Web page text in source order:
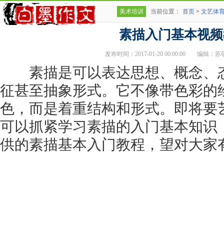
美术培训 当前位置： 首页 > 文艺体
素描入门基本视
发布时间：2017-01-20 00:00:00 编辑：苏
素描是可以表达思想、概念、
征甚至抽象形式。它不像带色彩的
色，而是着重结构和形式。即将要
可以抓紧学习素描的入门基本知识
供的素描基本入门教程，望对大家